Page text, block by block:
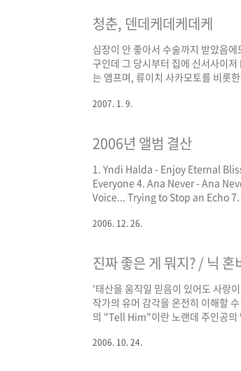
청춘, 덴데케데케데케
심장이 안 좋아서 수술까지 받았음
구인데 그 당시부터 집에 신서사이
는 앰프며, 류이치 사카모토를 비롯
도 드럼 앤 베이스라든지 여타 일렉
2007. 1. 9.
2006년 앨범 결산
1. Yndi Halda - Enjoy Eternal
Everyone 4. Ana Never - Ana
Voice... Trying to Stop an Echo
2006. 12. 26.
진짜 좋은 게 뭐지? / 닉 혼
'태산을 움직일 믿음이 있어도 사랑
작가의 유머 감각을 온전히 이해할
의 "Tell Him"이란 노랜데 주인공의
2006. 10. 24.